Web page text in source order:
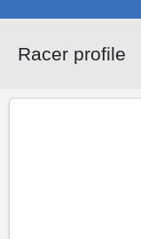
Racer profile